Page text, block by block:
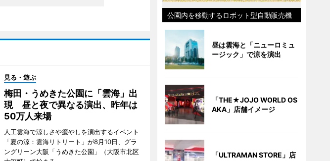
見る・遊ぶ
梅田・うめきた公園に「雲海」出
現 昼と夜で異なる演出、昨年は
50万人来場
人工雲海で涼しさや癒やしを演出するイベント
「夏の涼：雲海リトリート」が8月10日、グラ
ングリーン大阪「うめきた公園」（大阪市北区
公園内を移動するロボット型自動販売機
昼は雲海と「ニューロミュ
ージック」で涼を演出
「THE★JOJO WORLD OS
AKA」店舗イメージ
「ULTRAMAN STORE」店